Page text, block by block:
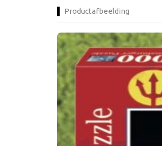
Productafbeelding